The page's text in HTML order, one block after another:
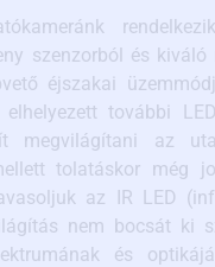
szenzorból és
éjszakai
további
megvilágítani az
tolatáskor még
az IR LED
nem bocsát ki
és